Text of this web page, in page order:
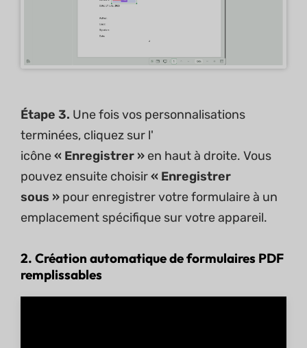
Étape 3. Une fois vos personnalisations
terminées, cliquez sur l'
icône« Enregistrer » en haut à droite. Vous
pouvez ensuite choisir« Enregistrer
sous » pour enregistrer votre formulaire à un
emplacement spécifique sur votre appareil.
2. Création automatique de formulaires PDF
remplissables